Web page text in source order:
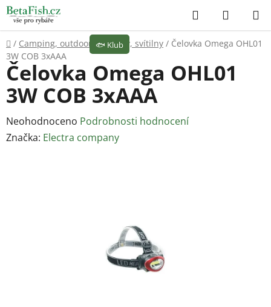
Přejít
na
obsah
Hledat
KOŠÍK
Domů
/ Camping, outdoor / Čelovky, svítilny / Čelovka Omega OHL01
3W COB 3xAAA
Čelovka Omega OHL01
3W COB 3xAAA
Průměrné
hodnocení
Neohodnoceno Podrobnosti hodnocení
Značka: Electra company
🐟 Klub